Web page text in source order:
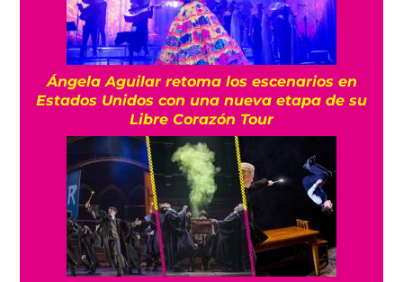
Ángela Aguilar retoma los escenarios en
Estados Unidos con una nueva etapa de su
Libre Corazón Tour